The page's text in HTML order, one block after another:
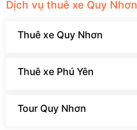
Dịch vụ thuê xe Quy Nhơn
Thuê xe Quy Nhơn
Thuê xe Phú Yên
Tour Quy Nhơn